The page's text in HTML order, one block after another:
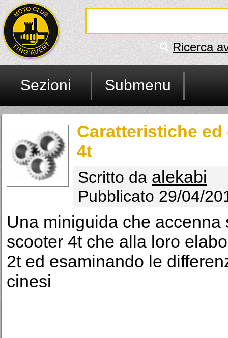
Ricerca
Sezioni Submenu
Caratteristiche
4t
Scritto da alekabi
Pubblicato 29/04/
Una miniguida che
scooter 4t che alla loro
2t ed esaminando le
cinesi